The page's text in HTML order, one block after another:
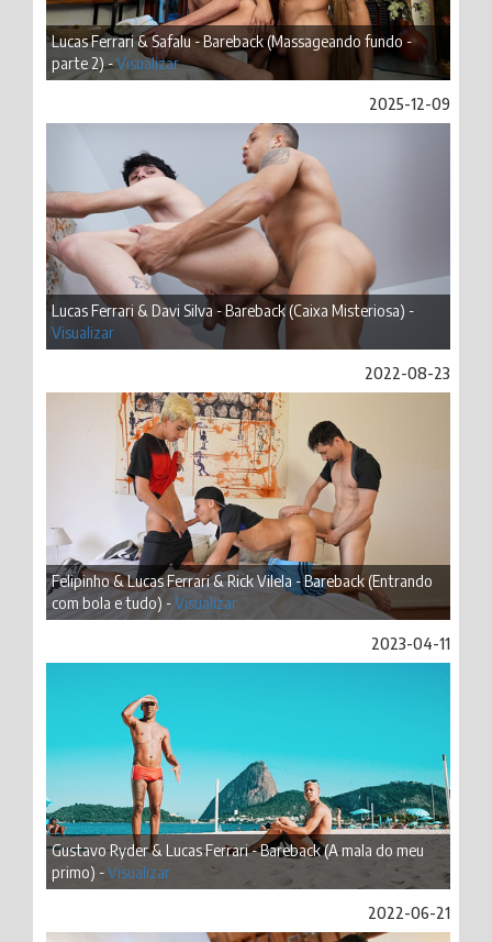
Lucas Ferrari & Safalu - Bareback (Massageando fundo -
parte 2) -Visualizar
2025-12-09
Lucas Ferrari & Davi Silva - Bareback (Caixa Misteriosa) -
Visualizar
2022-08-23
Felipinho & Lucas Ferrari & Rick Vilela - Bareback (Entrando
com bola e tudo) -Visualizar
2023-04-11
Gustavo Ryder & Lucas Ferrari - Bareback (A mala do meu
primo) -Visualizar
2022-06-21